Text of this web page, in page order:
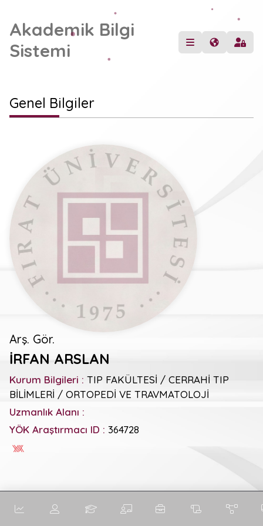
Akademik Bilgi
Sistemi
Genel Bilgiler
Arş. Gör.
İRFAN ARSLAN
Kurum Bilgileri : TIP FAKÜLTESİ / CERRAHİ TIP
BİLİMLERİ / ORTOPEDİ VE TRAVMATOLOJİ
Uzmanlık Alanı :
YÖK Araştırmacı ID : 364728
Genel Metrikler